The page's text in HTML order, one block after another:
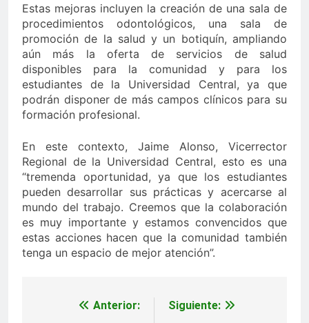
Estas mejoras incluyen la creación de una sala de
procedimientos odontológicos, una sala de
promoción de la salud y un botiquín, ampliando
aún más la oferta de servicios de salud
disponibles para la comunidad y para los
estudiantes de la Universidad Central, ya que
podrán disponer de más campos clínicos para su
formación profesional.
En este contexto, Jaime Alonso, Vicerrector
Regional de la Universidad Central, esto es una
“tremenda oportunidad, ya que los estudiantes
pueden desarrollar sus prácticas y acercarse al
mundo del trabajo. Creemos que la colaboración
es muy importante y estamos convencidos que
estas acciones hacen que la comunidad también
tenga un espacio de mejor atención”.
Navegación
Anterior:
Siguiente: